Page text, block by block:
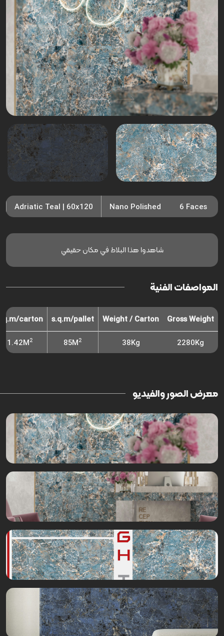
6 Faces
Nano Polished
Adriatic Teal | 60x120
شاهدوا هذا البلاط في مكان حقيقي
المواصفات الفنية
Gross Weight
Weight / Carton
s.q.m/pallet
carton
2280Kg
38Kg
85M2
1.42M2
معرض الصور والفيديو